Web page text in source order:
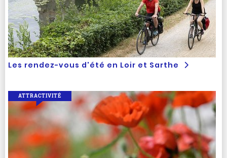
Les rendez-vous d'été en Loir et Sarthe
ATTRACTIVITÉ